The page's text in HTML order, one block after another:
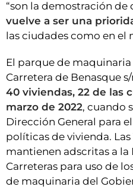
“son la demostración de
vuelve a ser una
las ciudades como en el
El parque de maquinaria
Carretera de Benasque
40 viviendas, 22 de las
marzo de 2022, cuando
Dirección General para
políticas de vivienda. Las
mantienen adscritas a la
Carreteras para uso de
de maquinaria del